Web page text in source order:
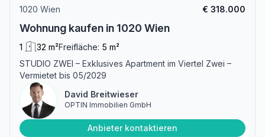
1020 Wien € 318.000
Wohnung kaufen in 1020 Wien
1 32 m²Freifläche: 5 m²
STUDIO ZWEI – Exklusives Apartment im Viertel Zwei –
Vermietet bis 05/2029
David Breitwieser
OPTIN Immobilien GmbH
Anbieter kontaktieren